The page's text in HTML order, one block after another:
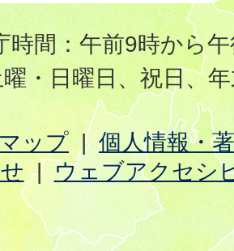
時間：午前9時から
・日曜日、祝日、
ップ
個人情報・
ウェブアクセシ